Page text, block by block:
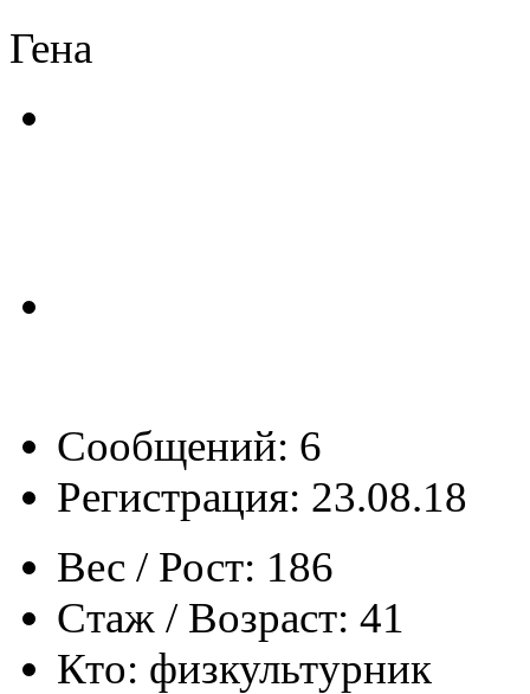
Гена
Сообщений: 6
Регистрация: 23.08.18
Вес / Рост: 186
Стаж / Возраст: 41
Кто: физкультурник